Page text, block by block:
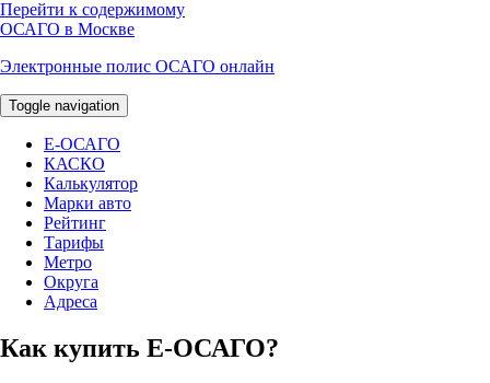
Перейти к содержимому
ОСАГО в Москве
Электронные полис ОСАГО онлайн
Toggle navigation
E-ОСАГО
КАСКО
Калькулятор
Марки авто
Рейтинг
Тарифы
Метро
Округа
Адреса
Как купить Е-ОСАГО?